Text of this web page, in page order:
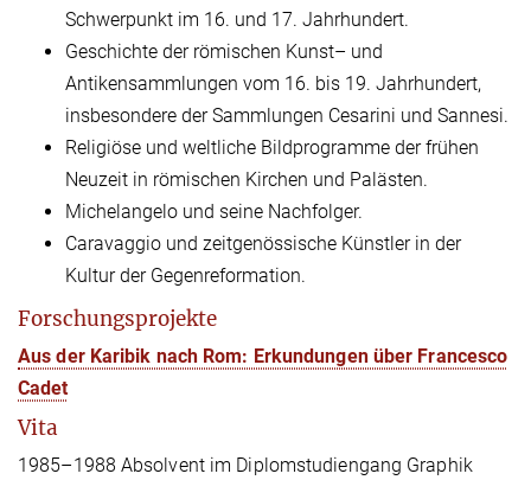
Schwerpunkt im 16. und 17. Jahrhundert.
Geschichte der römischen Kunst– und
Antikensammlungen vom 16. bis 19. Jahrhundert,
insbesondere der Sammlungen Cesarini und Sannesi.
Religiöse und weltliche Bildprogramme der frühen
Neuzeit in römischen Kirchen und Palästen.
Michelangelo und seine Nachfolger.
Caravaggio und zeitgenössische Künstler in der
Kultur der Gegenreformation.
Forschungsprojekte
Aus der Karibik nach Rom: Erkundungen über Francesco
Cadet
Vita
1985–1988 Absolvent im Diplomstudiengang Graphik